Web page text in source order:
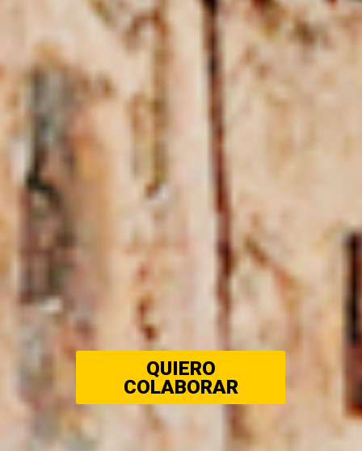
QUIERO
COLABORAR